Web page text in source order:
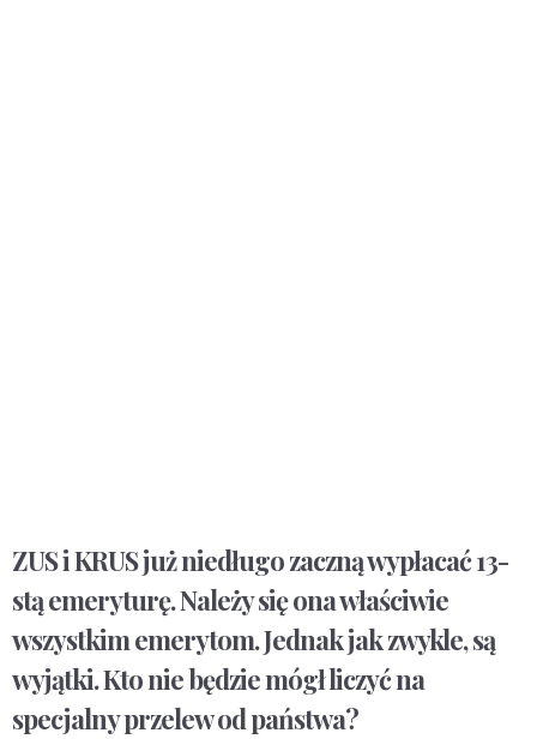
ZUS i KRUS już niedługo zaczną wypłacać 13-
stą emeryturę. Należy się ona właściwie
wszystkim emerytom. Jednak jak zwykle, są
wyjątki. Kto nie będzie mógł liczyć na
specjalny przelew od państwa?